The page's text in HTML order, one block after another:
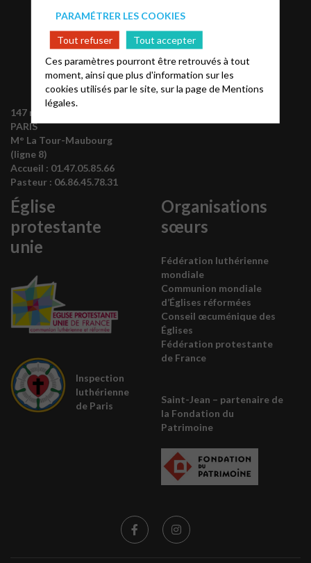
147 rue de Grenelle 75007
PARIS
M° La Tour-Maubourg
(ligne 8)
Accueil : 01.47.05.85.66
Pasteur : 06.86.45.78.31
Église
protestante
unie
Inspection
luthérienne
de Paris
Organisations
sœurs
Fédération luthérienne
mondiale
Communion mondiale
d’Églises réformées
Conseil œcuménique des
Églises
Fédération protestante
de France
Saint-Jean – partenaire de
la Fondation du
Patrimoine
PARAMÉTRER LES COOKIES
Tout refuser
Tout accepter
Ces paramètres pourront être retrouvés à tout
moment, ainsi que plus d'information sur les
cookies utilisés par le site, sur la page deMentions
légales.